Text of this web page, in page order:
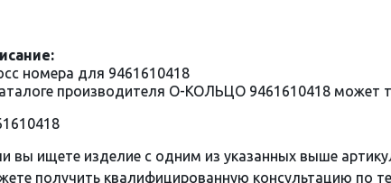
номера для 9461610418
производителя О-КОЛЬЦО 9461610418
вы ищете изделие с одним из указанных выше
получить квалифицированную консультацию по